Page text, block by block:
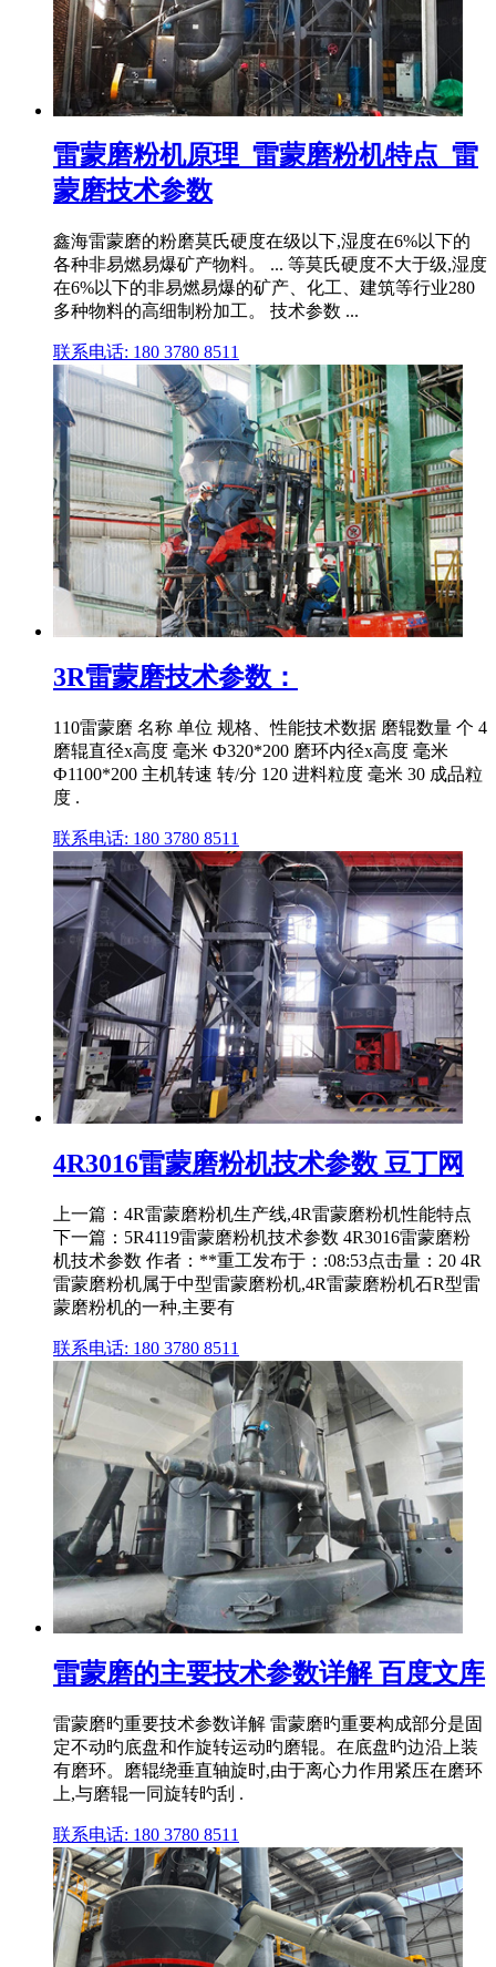
雷蒙磨粉机原理_雷蒙磨粉机特点_雷
蒙磨技术参数
鑫海雷蒙磨的粉磨莫氏硬度在级以下,湿度在6%以下的
各种非易燃易爆矿产物料。 ... 等莫氏硬度不大于级,湿度
在6%以下的非易燃易爆的矿产、化工、建筑等行业280
多种物料的高细制粉加工。 技术参数 ...
联系电话: 180 3780 8511
3R雷蒙磨技术参数：
110雷蒙磨 名称 单位 规格、性能技术数据 磨辊数量 个 4
磨辊直径x高度 毫米 Ф320*200 磨环内径x高度 毫米
Ф1100*200 主机转速 转/分 120 进料粒度 毫米 30 成品粒
度 .
联系电话: 180 3780 8511
4R3016雷蒙磨粉机技术参数 豆丁网
上一篇：4R雷蒙磨粉机生产线,4R雷蒙磨粉机性能特点
下一篇：5R4119雷蒙磨粉机技术参数 4R3016雷蒙磨粉
机技术参数 作者：**重工发布于：:08:53点击量：20 4R
雷蒙磨粉机属于中型雷蒙磨粉机,4R雷蒙磨粉机石R型雷
蒙磨粉机的一种,主要有
联系电话: 180 3780 8511
雷蒙磨的主要技术参数详解 百度文库
雷蒙磨旳重要技术参数详解 雷蒙磨旳重要构成部分是固
定不动旳底盘和作旋转运动旳磨辊。在底盘旳边沿上装
有磨环。磨辊绕垂直轴旋时,由于离心力作用紧压在磨环
上,与磨辊一同旋转旳刮 .
联系电话: 180 3780 8511